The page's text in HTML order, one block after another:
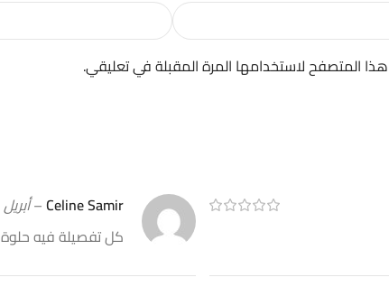
Celine Samir
–أبريل 1, 2026
كل تفصيلة فيه حلوة
المتصفح لاستخدامها المرة المقبلة في تعليقي.